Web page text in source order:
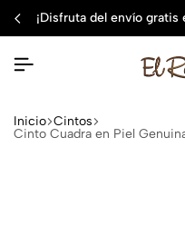
¡disfruta del envío gratis en
Inicio Cintos
Cinto Cuadra en Piel